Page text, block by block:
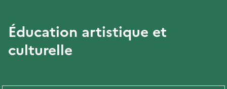
Éducation artistique et
culturelle